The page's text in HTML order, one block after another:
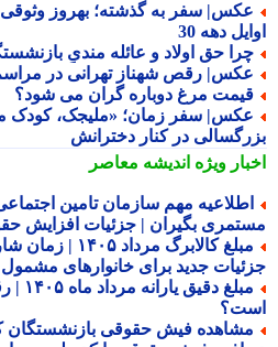
سفر به گذشته؛ بهروز وثوقی با
دهه 30
حق اولاد و عائله مندیِ
رقص شهناز تهرانی در مراسم
مرغ دوباره گران می شود؟
سفر زمان؛ «ملیجک، کودک
در کنار دخترانش
ویژهاندیشه معاصر
مهم سازمان تامین اجتماعی |
بگیران | جزئیات افزایش حقوق و
مبلغ کالابرگ مرداد
جدید برای خانوارهای مشمول
مبلغ دقیق
فیش حقوقی بازنشستگان